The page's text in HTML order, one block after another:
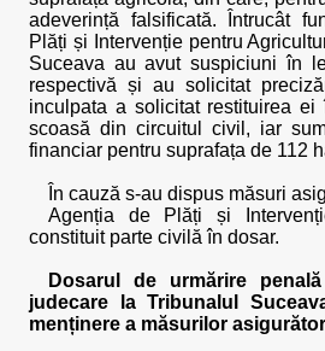
adeverință falsificată. Întrucât
Plăți și Intervenție pentru
Suceava au avut suspiciuni în
respectivă și au solicitat
inculpata a solicitat restituirea
scoasă din circuitul civil, iar
financiar pentru suprafața de 112
În cauză s-au dispus măsuri
Agenția de Plăți și
constituit parte civilă în dosar.
Dosarul de urmărire
judecare la Tribunalul
menținere a măsurilor